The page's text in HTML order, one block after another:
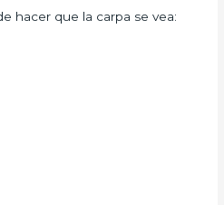
hacer que la carpa se vea: